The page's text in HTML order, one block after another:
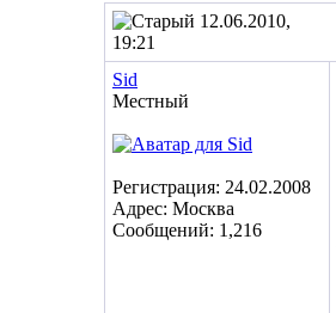
12.06.2010,
19:21
Sid
Местный
Регистрация: 24.02.2008
Адрес: Москва
Сообщений: 1,216